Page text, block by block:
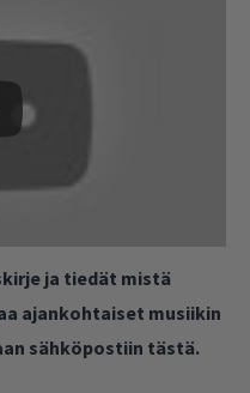
ja tiedät mistä
ajankohtaiset musiikin
sähköpostiin tästä.